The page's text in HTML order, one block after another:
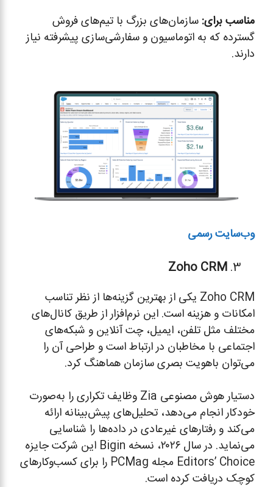
مناسب برای: سازمان‌های بزرگ با تیم‌های فروش
گسترده که به اتوماسیون و سفارشی‌سازی پیشرفته نیاز
دارند.
وب‌سایت رسمی
Zoho CRM
Zoho CRM یکی از بهترین گزینه‌ها از نظر تناسب
امکانات و هزینه است. این نرم‌افزار از طریق کانال‌های
مختلف مثل تلفن، ایمیل، چت آنلاین و شبکه‌های
اجتماعی با مخاطبان در ارتباط است و طراحی آن را
می‌توان باهویت بصری سازمان هماهنگ کرد.
دستیار هوش مصنوعی Zia وظایف تکراری را به‌صورت
خودکار انجام می‌دهد، تحلیل‌های پیش‌بینانه ارائه
می‌کند و رفتارهای غیرعادی در داده‌ها را شناسایی
می‌نماید. در سال ۲۰۲۶، نسخه Bigin این شرکت جایزه
Editors’ Choice مجله PCMag را برای کسب‌وکارهای
کوچک دریافت کرده است.